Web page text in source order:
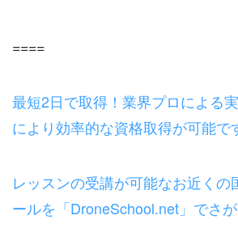
====
最短2日で取得！業界プロによる
により効率的な資格取得が可能で
レッスンの受講が可能なお近くの
ールを「DroneSchool.net」でさが